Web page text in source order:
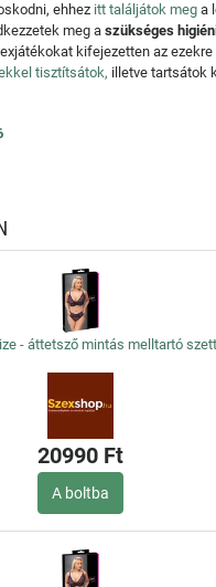
ehhez itt találjátok meg a
meg a szükséges
kifejezetten az ezekre
tisztítsátok, illetve tartsátok
- áttetsző mintás melltartó
20990 Ft
A boltba